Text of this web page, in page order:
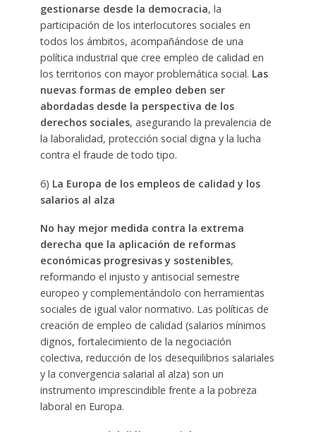
gestionarse desde la democracia, la
participación de los interlocutores sociales en
todos los ámbitos, acompañándose de una
política industrial que cree empleo de calidad en
los territorios con mayor problemática social. Las
nuevas formas de empleo deben ser
abordadas desde la perspectiva de los
derechos sociales, asegurando la prevalencia de
la laboralidad, protección social digna y la lucha
contra el fraude de todo tipo.
6) La Europa de los empleos de calidad y los
salarios al alza
No hay mejor medida contra la extrema
derecha que la aplicación de reformas
económicas progresivas y sostenibles,
reformando el injusto y antisocial semestre
europeo y complementándolo con herramientas
sociales de igual valor normativo. Las políticas de
creación de empleo de calidad (salarios mínimos
dignos, fortalecimiento de la negociación
colectiva, reducción de los desequilibrios salariales
y la convergencia salarial al alza) son un
instrumento imprescindible frente a la pobreza
laboral en Europa.